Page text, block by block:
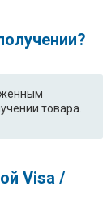
товара.
Visa /